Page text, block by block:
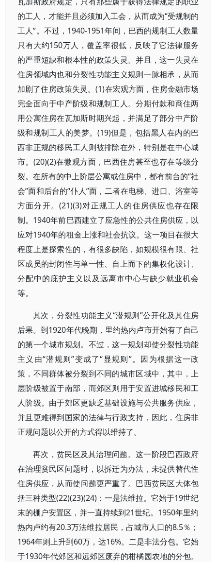
的工人，才能并且必须加入工会，从而成为“受规制的
工人”。不过，1940-1951年间，巴西的规制工人数量
只有大约150万人，覆盖率很低，反映了它法律服务
的严重短缺和根本性的政策失灵。并且，这一失灵在
住房领域内也和分裂性功能主义规则一脉相承，从而
加剧了住房政策失灵。(1)在宏观方面，住房金融市场
完全面向于中产阶级和规制工人。分期付款和商住两
用公寓住房在瓦加斯时期兴起，并满足了部分中产阶
级和规制工人的美梦。(19)但是，包括黑人在内的巴
西非正规的移民工人则被排除在外，特别是在中心城
市。(20)(2)在微观方面，巴西住房甚至也存在等级分
裂。在所有的中上阶层公寓或住房中，都有前台的“社
会”面和后台的“仆人”面，二者在电梯、进口、浴室等
方面分开。(21)(3)对正规工人的住房供应也存在限
制。1940年前巴西建立了应急性的公共住房供应，以
应对1940年的租金上涨和社会抗议。这一项目在很大
程度上是探索性的，有很多缺陷，如规模很有限、社
区成员的封闭性与单一性、自上而下的集权化设计、
分配中的庇护主义以及远离市中心与缺少就业机会
等。
其次，分裂性功能主义“潜规则”公开化及其住房
后果。到1920年代晚期，里约热内卢市开始有了自己
的第一个城市规划。不过，这一规划却使分裂性功能
主义由“潜规则”变成了“显规则”。因为根据这一政
策，不同群体被分裂到不同的城市区域中，其中，上
层阶级被置于南部，而郊区则用于安置进城移民和工
人阶级。由于郊区更缺乏基础设施与公共服务供应，
并且更难得到国家的法律与行政支持，因此，住房非
正规问题以公开的方式得以维持了。
再次，贫民区及其治理问题。这一阶段巴西政府
在治理贫民区问题时，以拆迁为办法，未提供替代性
住房供应，从而使问题更严重了。巴西贫民区大体包
括三种类型(22)(23)(24)：一是法维拉。它始于19世纪
末的棚户安置区，并一直持续到21世纪。1950年里约
热内卢约有20.3万法维拉居民，占城市人口的8.5％；
1964年则上升到60万，达16%。二是非法分包。它始
于1930年代郊区和远郊区废弃的柑橘园农地的分包。